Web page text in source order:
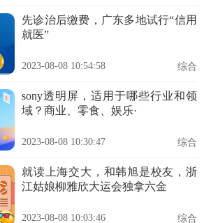
先诊治后缴费，广东多地试行“信用
就医”
2023-08-08 10:54:58 综合
sony透明屏，适用于哪些行业和领
域？商业、零食、娱乐·
2023-08-08 10:30:47 综合
就读上海交大，和韩旭是校友，浙
江姑娘柳雅欣大运会独拿六金
2023-08-08 10:03:46 综合